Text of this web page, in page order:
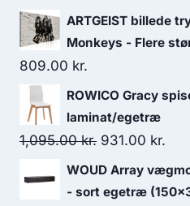
ARTGEIST billede
Monkeys - Flere
809.00 kr.
ROWICO Gracy
laminat/egetræ
1,095.00kr. 931.00 kr.
WOUD Array
- sort egetræ